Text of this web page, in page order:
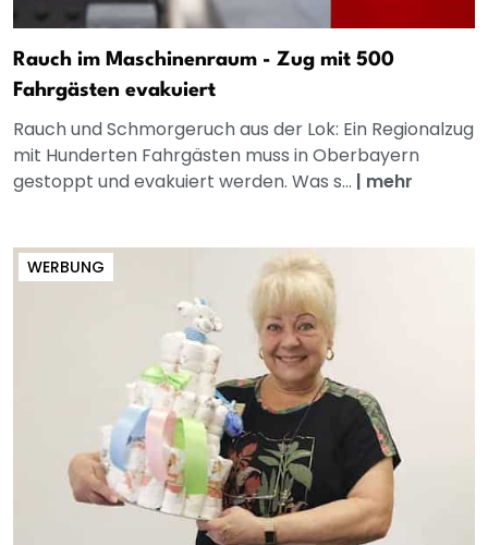
Rauch im Maschinenraum - Zug mit 500
Fahrgästen evakuiert
Rauch und Schmorgeruch aus der Lok: Ein Regionalzug
mit Hunderten Fahrgästen muss in Oberbayern
gestoppt und evakuiert werden. Was s... | mehr
WERBUNG